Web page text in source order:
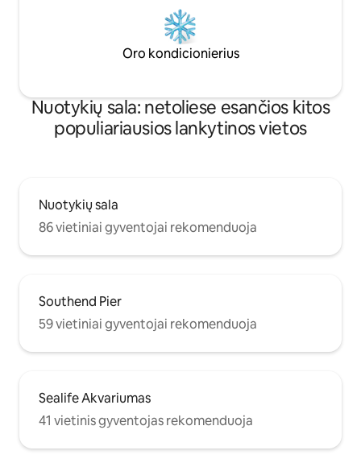
Oro kondicionierius
Nuotykių sala: netoliese esančios kitos
populiariausios lankytinos vietos
Nuotykių sala
86 vietiniai gyventojai rekomenduoja
Southend Pier
59 vietiniai gyventojai rekomenduoja
Sealife Akvariumas
41 vietinis gyventojas rekomenduoja